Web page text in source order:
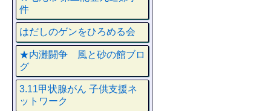
件
はだしのゲンをひろめる会
★内灘闘争 風と砂の館ブロ
グ
3.11甲状腺がん 子供支援ネ
ットワーク